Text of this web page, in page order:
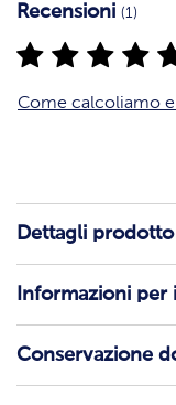
Recensioni (1)
Come calcoliamo
Dettagli prodotto
Informazioni
Conservazione